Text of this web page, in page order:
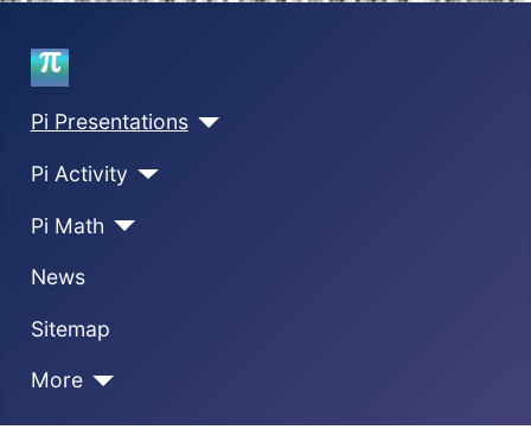
Home
Pi Presentations
Pi Activity
Pi Math
News
Sitemap
More